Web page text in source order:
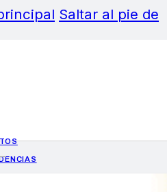
Saltar al pie de